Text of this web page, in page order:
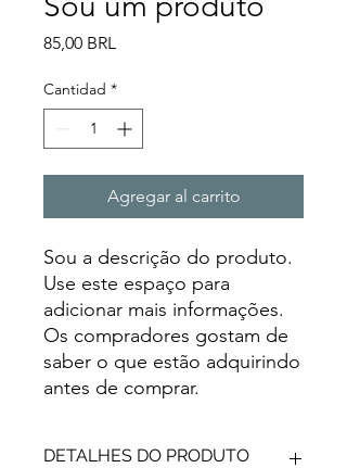
85,00 BRL
Cantidad *
Agregar al carrito
Sou a descrição do produto.
Use este espaço para
adicionar mais informações.
Os compradores gostam de
saber o que estão adquirindo
antes de comprar.
DETALHES DO PRODUTO